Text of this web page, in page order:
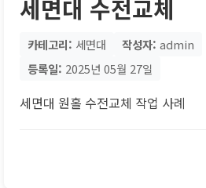
세면대 수전교체
카테고리: 세면대 작성자: admin
등록일: 2025년 05월 27일
세면대 원홀 수전교체 작업 사례